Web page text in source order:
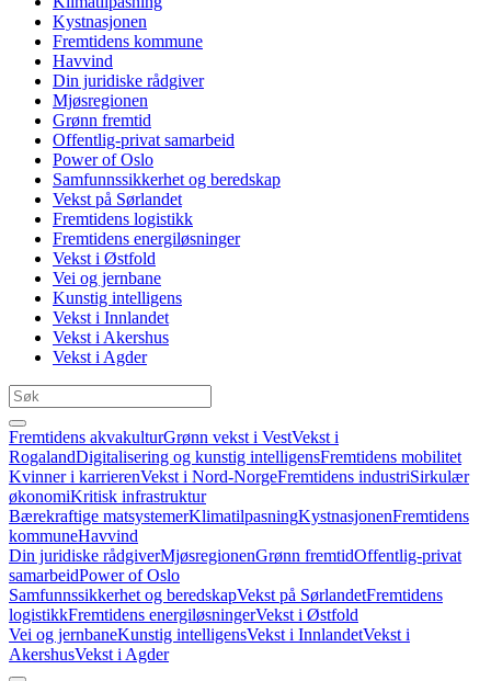
Kystnasjonen
Fremtidens kommune
Havvind
Din juridiske rådgiver
Mjøsregionen
Grønn fremtid
Offentlig-privat samarbeid
Power of Oslo
Samfunnssikkerhet og beredskap
Vekst på Sørlandet
Fremtidens logistikk
Fremtidens energiløsninger
Vekst i Østfold
Vei og jernbane
Kunstig intelligens
Vekst i Innlandet
Vekst i Akershus
Vekst i Agder
Fremtidens akvakulturGrønn vekst i VestVekst i
RogalandDigitalisering og kunstig intelligensFremtidens mobilitet
Kvinner i karrierenVekst i Nord-NorgeFremtidens industriSirkulær
økonomiKritisk infrastruktur
Bærekraftige matsystemerKlimatilpasningKystnasjonenFremtidens
kommuneHavvind
Din juridiske rådgiverMjøsregionenGrønn fremtidOffentlig-privat
samarbeidPower of Oslo
Samfunnssikkerhet og beredskapVekst på SørlandetFremtidens
logistikkFremtidens energiløsningerVekst i Østfold
Vei og jernbaneKunstig intelligensVekst i InnlandetVekst i
AkershusVekst i Agder